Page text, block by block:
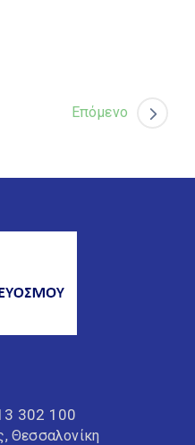
Επόμενο
302 100
Θεσσαλονίκη